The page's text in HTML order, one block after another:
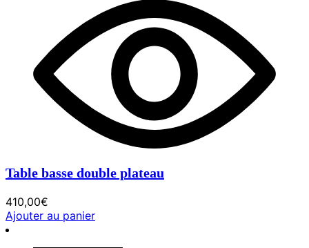
Table basse double plateau
410,00€
Ajouter au panier